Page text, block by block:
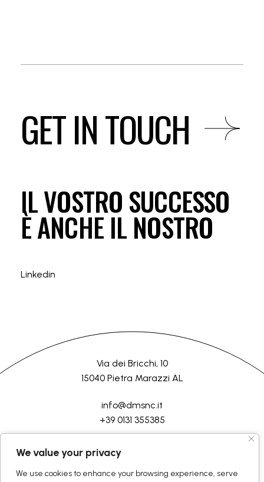
We value your privacy
We use cookies to enhance your browsing experience, serve
GET IN TOUCH
IL VOSTRO SUCCESSO
È ANCHE IL NOSTRO
Linkedin
Via dei Bricchi, 10
15040 Pietra Marazzi AL
info@dmsnc.it
+39 0131 355385
©2026 D.M.Semilavorati srlTutti i diritti riservati